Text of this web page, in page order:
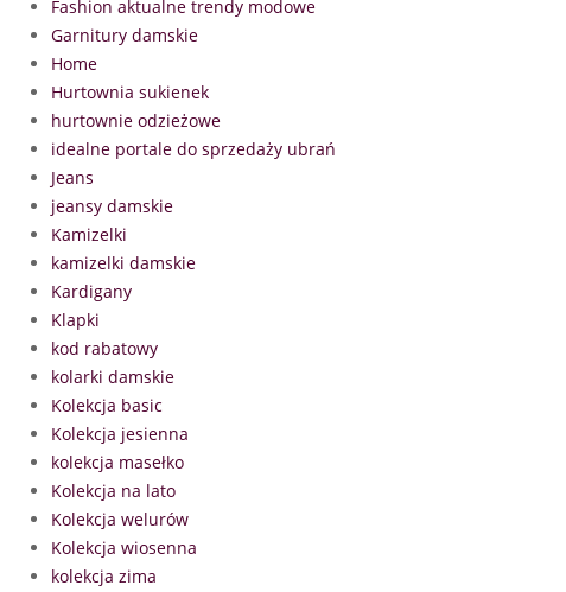
Fashion aktualne trendy modowe
Garnitury damskie
Home
Hurtownia sukienek
hurtownie odzieżowe
idealne portale do sprzedaży ubrań
Jeans
jeansy damskie
Kamizelki
kamizelki damskie
Kardigany
Klapki
kod rabatowy
kolarki damskie
Kolekcja basic
Kolekcja jesienna
kolekcja masełko
Kolekcja na lato
Kolekcja welurów
Kolekcja wiosenna
kolekcja zima